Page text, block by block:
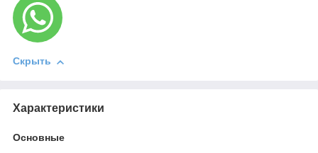
Скрыть
Характеристики
Основные